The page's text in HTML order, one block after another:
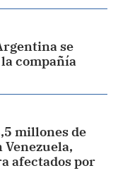
se
compañía
millones de
afectados por